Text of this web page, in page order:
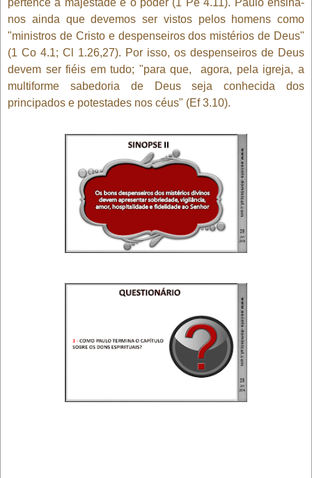
pertence a majestade e o poder (1 Pe 4.11). Paulo ensina-
nos ainda que devemos ser vistos pelos homens como
"ministros de Cristo e despenseiros dos mistérios de Deus"
(1 Co 4.1; Cl 1.26,27). Por isso, os despenseiros de Deus
devem ser fiéis em tudo; "para que, agora, pela igreja, a
multiforme sabedoria de Deus seja conhecida dos
principados e potestades nos céus" (Ef 3.10).